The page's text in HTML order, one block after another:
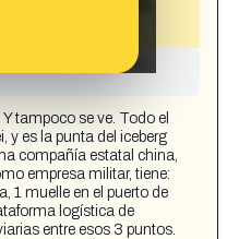
del iceberg»
investigated by the
tampoco se ve. Todo el
y es la punta del iceberg
compañía estatal china,
empresa militar, tiene:
1 muelle en el puerto de
logística de
entre esos 3 puntos.